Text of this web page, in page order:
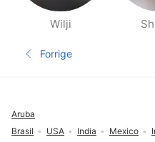
Wilji
Side med folk i nærheten
Forrige side
Forrige
Brasil USA India Mexico
Aruba